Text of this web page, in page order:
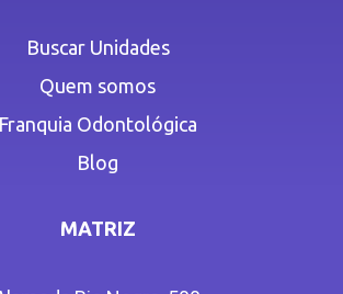
Buscar Unidades
Quem somos
Franquia Odontológica
Blog
MATRIZ